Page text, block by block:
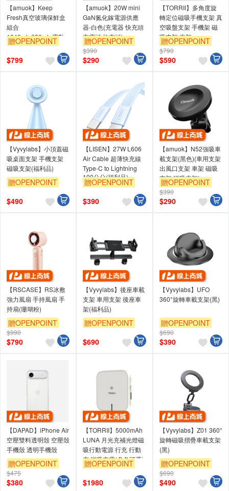
【amuok】Keep
Fresh真空玻璃保鮮盒
組合
1040ml+630ml+電動
真空抽氣機 送 抽真空
保鮮袋
贈OPENPOINT
$799
【amuok】20W mini
GaN氮化鎵電源供應
器-白色(充電器 快充頭
充電頭 旅充頭)
贈OPENPOINT
$390
$290
【TORRII】多角度旋
轉定位磁吸手機支架 真
空吸盤支架 手機架 磁
吸支架 車架
贈OPENPOINT
$790
$590
【Vyvylabs】小頂蓋磁
吸桌面支架 手機支架
磁吸支架(福利品)
贈OPENPOINT
$490
【LISEN】27W L606
Air Cable 超薄快充線
Type-C to Lightning
100公分(福利品)
贈OPENPOINT
$390
【amuok】N52強吸車
載支架(黑色)(車用支架
出風口支架 車架 磁吸
支架 磁吸車架)
贈OPENPOINT
$390
$290
【RSCASE】RS冰敷
強力風扇 手持風扇 手
持扇(珊瑚粉)
贈OPENPOINT
$990
$790
【Vyvylabs】後座車載
支架 車用支架 後座車
架(福利品)
贈OPENPOINT
$690
【Vyvylabs】UFO
360°旋轉車載支架(黑)
贈OPENPOINT
$690
$390
【DAPAD】iPhone Air
空壓雙料透明殼 空壓殼
手機殼 透明手機殼
贈OPENPOINT
$475
$380
【TORRII】5000mAh
LUNA 月光充補光燈磁
吸行動電源 行充 行動
充 磁吸充電(多色可選)
贈OPENPOINT
$1980
【Vyvylabs】Z01 360°
旋轉磁吸摺疊車載支架
(黑)
贈OPENPOINT
$690
$490